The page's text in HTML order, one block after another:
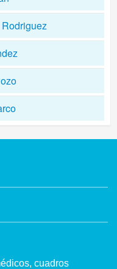
cuadros